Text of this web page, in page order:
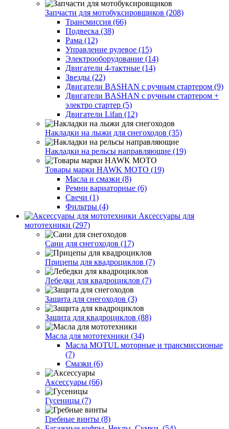
Запчасти для мотобуксировщиков (208)
Трансмиссия (66)
Подвеска (38)
Рама (12)
Управление рулевое (15)
Электрооборудование (14)
Двигатели 4-тактные (14)
Звезды (22)
Двигатели BASHAN с ручным стартером (9)
Двигатели BASHAN с ручным стартером +
электро стартер (5)
Двигатели Lifan (12)
Накладки на лыжи для снегоходов (35)
Накладки на рельсы направляющие (19)
Товары марки HAWK MOTO (19)
Масла и смазки (8)
Ремни вариаторные (6)
Свечи (1)
Фильтры (4)
Аксессуары для
мототехники (297)
Сани для снегоходов (17)
Прицепы для квадроциклов (7)
Лебедки для квадроциклов (7)
Защита для снегоходов (3)
Защита для квадроциклов (88)
Масла для мототехники (34)
Масла MOTUL моторные и трансмиссионые
(7)
Смазки (6)
Аксессуары (66)
Гусеницы (7)
Гребные винты (8)